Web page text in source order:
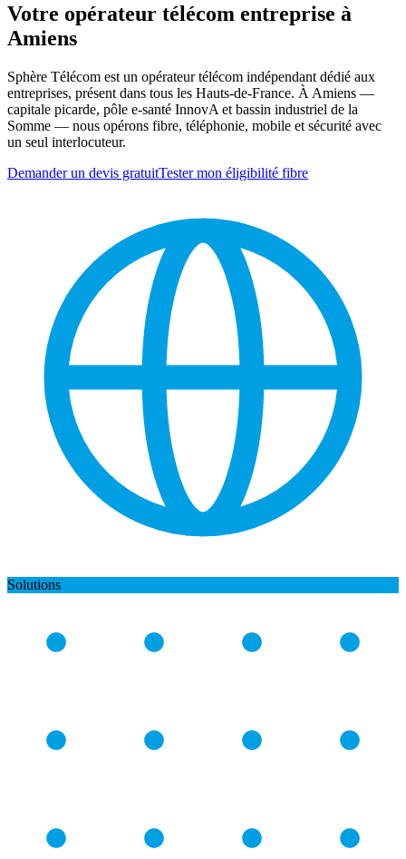
Votre opérateur télécom entreprise à
Amiens
Sphère Télécom est un opérateur télécom indépendant dédié aux
entreprises, présent dans tous les Hauts-de-France. À Amiens —
capitale picarde, pôle e-santé InnovA et bassin industriel de la
Somme — nous opérons fibre, téléphonie, mobile et sécurité avec
un seul interlocuteur.
Demander un devis gratuitTester mon éligibilité fibre
Solutions